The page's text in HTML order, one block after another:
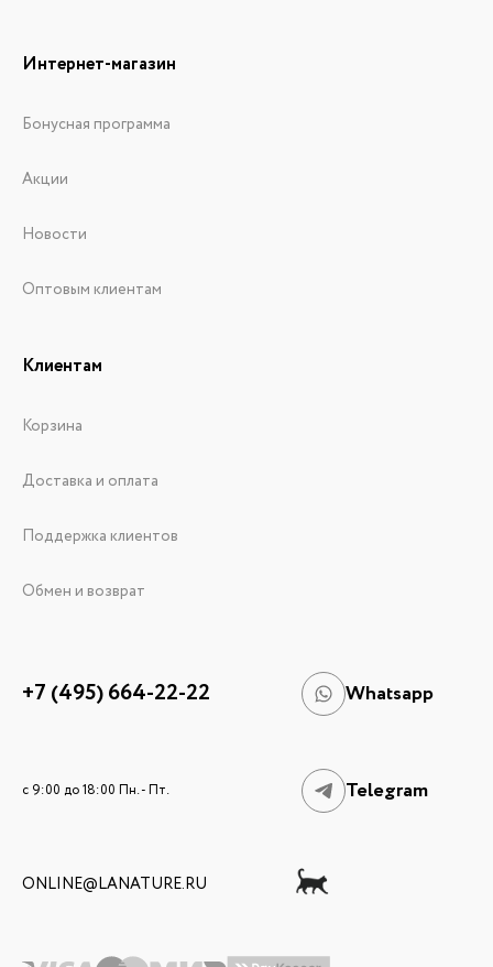
Интернет-магазин
Бонусная программа
Акции
Новости
Оптовым клиентам
Клиентам
Корзина
Доставка и оплата
Поддержка клиентов
Обмен и возврат
+7 (495) 664-22-22 Whatsapp
c 9:00 до 18:00 Пн. - Пт. Telegram
ONLINE@LANATURE.RU